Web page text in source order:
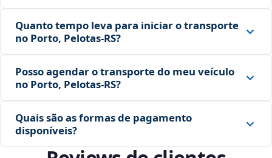
Quanto tempo leva para iniciar o transporte
no Porto, Pelotas‑RS?
Posso agendar o transporte do meu veículo
no Porto, Pelotas‑RS?
Quais são as formas de pagamento
disponíveis?